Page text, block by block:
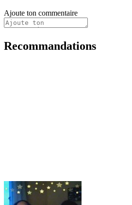
Ajoute ton commentaire
Recommandations